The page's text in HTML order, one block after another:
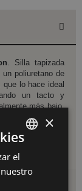
. Silla tapizada
poliuretano de
lo hace ideal
un tacto y
más bajo,
y plata.
SPANISH
ES
×
el